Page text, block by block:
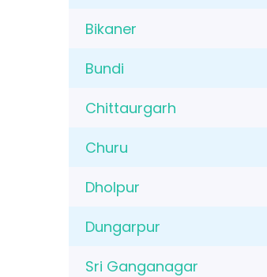
Bikaner
Bundi
Chittaurgarh
Churu
Dholpur
Dungarpur
Sri Ganganagar